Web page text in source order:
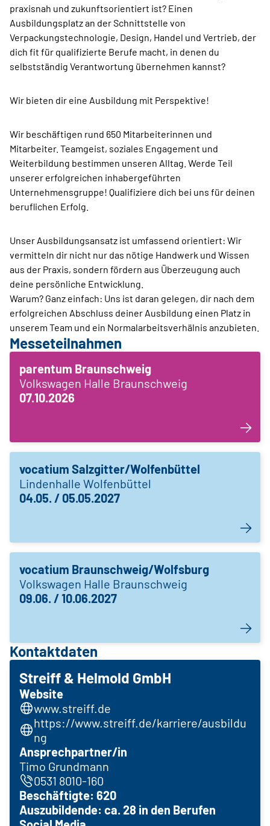
praxisnah und zukunftsorientiert ist? Einen
Ausbildungsplatz an der Schnittstelle von
Verpackungstechnologie, Design, Handel und Vertrieb, der
dich fit für qualifizierte Berufe macht, in denen du
selbstständig Verantwortung übernehmen kannst?
Wir bieten dir eine Ausbildung mit Perspektive!
Wir beschäftigen rund 650 Mitarbeiterinnen und
Mitarbeiter. Teamgeist, soziales Engagement und
Weiterbildung bestimmen unseren Alltag. Werde Teil
unserer erfolgreichen inhabergeführten
Unternehmensgruppe! Qualifiziere dich bei uns für deinen
beruflichen Erfolg.
Unser Ausbildungsansatz ist umfassend orientiert: Wir
vermitteln dir nicht nur das nötige Handwerk und Wissen
aus der Praxis, sondern fördern aus Überzeugung auch
deine persönliche Entwicklung.
Warum? Ganz einfach: Uns ist daran gelegen, dir nach dem
erfolgreichen Abschluss deiner Ausbildung einen Platz in
unserem Team und ein Normalarbeitsverhälnis anzubieten.
Messeteilnahmen
parentum Braunschweig
Volkswagen Halle Braunschweig
07.10.2026
vocatium Salzgitter/Wolfenbüttel
Lindenhalle Wolfenbüttel
04.05. / 05.05.2027
vocatium Braunschweig/Wolfsburg
Volkswagen Halle Braunschweig
09.06. / 10.06.2027
Kontaktdaten
Streiff & Helmold GmbH
Website
www.streiff.de
https://www.streiff.de/karriere/ausbildu
ng
Ansprechpartner/in
Timo Grundmann
0531 8010-160
Beschäftigte: 620
Auszubildende: ca. 28 in den Berufen